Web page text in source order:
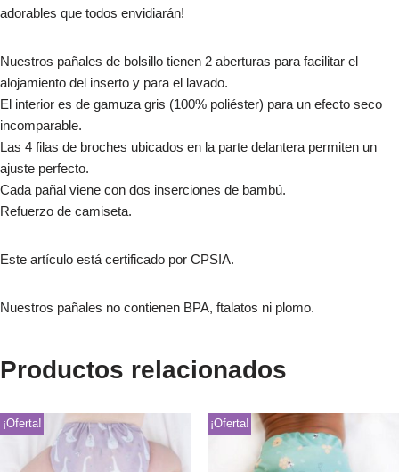
adorables que todos envidiarán!
Nuestros pañales de bolsillo tienen 2 aberturas para facilitar el
alojamiento del inserto y para el lavado.
El interior es de gamuza gris (100% poliéster) para un efecto seco
incomparable.
Las 4 filas de broches ubicados en la parte delantera permiten un
ajuste perfecto.
Cada pañal viene con dos inserciones de bambú.
Refuerzo de camiseta.
Este artículo está certificado por CPSIA.
Nuestros pañales no contienen BPA, ftalatos ni plomo.
Productos relacionados
¡Oferta! ¡Oferta!